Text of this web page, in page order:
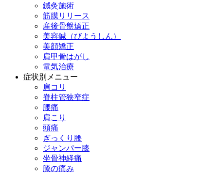
鍼灸施術
筋膜リリース
産後骨盤矯正
美容鍼（びようしん）
美顔矯正
肩甲骨はがし
電気治療
症状別メニュー
肩コリ
脊柱管狭窄症
腰痛
肩こり
頭痛
ぎっくり腰
ジャンパー膝
坐骨神経痛
膝の痛み